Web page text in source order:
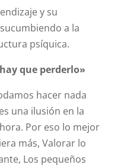
y su
a la
psíquica.
que perderlo»
hacer nada
una ilusión en la
Por eso lo mejor
más, Valorar lo
Los pequeños